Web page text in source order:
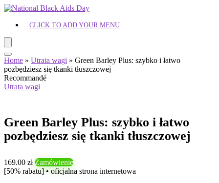
CLICK TO ADD YOUR MENU
Home » Utrata wagi » Green Barley Plus: szybko i łatwo
pozbędziesz się tkanki tłuszczowej
Recommandé
Utrata wagi
Green Barley Plus: szybko i łatwo
pozbędziesz się tkanki tłuszczowej
169.00 zł Zamówienie
[50% rabatu] • oficjalna strona internetowa